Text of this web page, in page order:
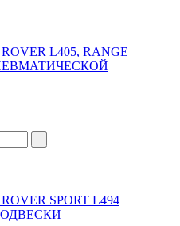
L405, RANGE
SPORT L494